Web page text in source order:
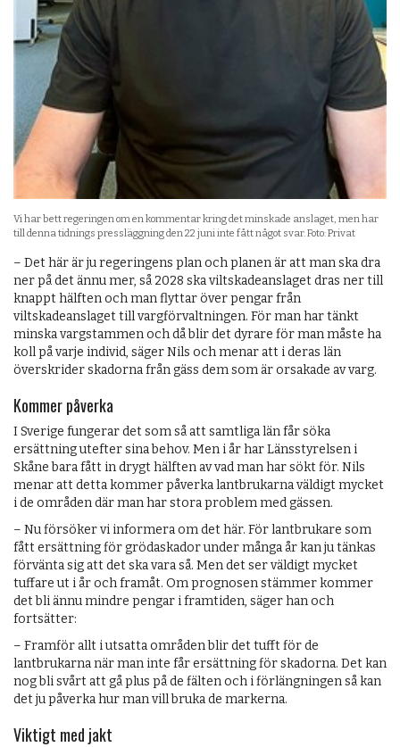
Vi har bett regeringen om en kommentar kring det minskade anslaget, men har
till denna tidnings pressläggning den 22 juni inte fått något svar. Foto: Privat
– Det här är ju regeringens plan och planen är att man ska dra
ner på det ännu mer, så 2028 ska viltskadeanslaget dras ner till
knappt hälften och man flyttar över pengar från
viltskadeanslaget till vargförvaltningen. För man har tänkt
minska vargstammen och då blir det dyrare för man måste ha
koll på varje individ, säger Nils och menar att i deras län
överskrider skadorna från gäss dem som är orsakade av varg.
Kommer påverka
I Sverige fungerar det som så att samtliga län får söka
ersättning utefter sina behov. Men i år har Länsstyrelsen i
Skåne bara fått in drygt hälften av vad man har sökt för. Nils
menar att detta kommer påverka lantbrukarna väldigt mycket
i de områden där man har stora problem med gässen.
– Nu försöker vi informera om det här. För lantbrukare som
fått ersättning för grödaskador under många år kan ju tänkas
förvänta sig att det ska vara så. Men det ser väldigt mycket
tuffare ut i år och framåt. Om prognosen stämmer kommer
det bli ännu mindre pengar i framtiden, säger han och
fortsätter:
– Framför allt i utsatta områden blir det tufft för de
lantbrukarna när man inte får ersättning för skadorna. Det kan
nog bli svårt att gå plus på de fälten och i förlängningen så kan
det ju påverka hur man vill bruka de markerna.
Viktigt med jakt